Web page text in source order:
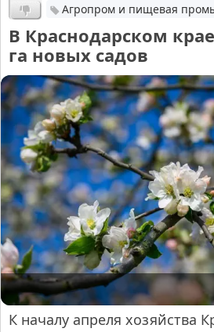
Агропром и пищевая
В Краснодарском
га новых садов
К началу апреля хозяйства